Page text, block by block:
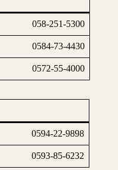
058-251-5300
0584-73-4430
0572-55-4000
0594-22-9898
0593-85-6232